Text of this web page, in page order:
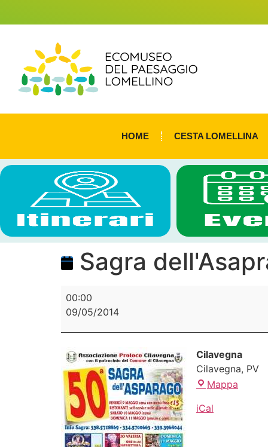
HOME CESTA LOMELLINA
Sagra
00:00
09/05/2014
Cilavegna
Cilavegna, PV
Mappa
iCal